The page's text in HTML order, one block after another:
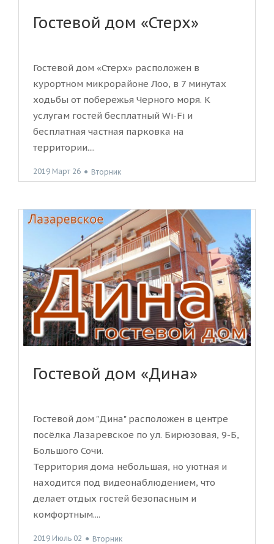
Гостевой дом «Стерх»
Гостевой дом «Стерх» расположен в
курортном микрорайоне Лоо, в 7 минутах
ходьбы от побережья Черного моря. К
услугам гостей бесплатный Wi-Fi и
бесплатная частная парковка на
территории....
2019 Март 26 ● Вторник
Гостевой дом «Дина»
Гостевой дом "Дина" расположен в центре
посёлка Лазаревское по ул. Бирюзовая, 9-Б,
Большого Сочи.
Территория дома небольшая, но уютная и
находится под видеонаблюдением, что
делает отдых гостей безопасным и
комфортным....
2019 Июль 02 ● Вторник